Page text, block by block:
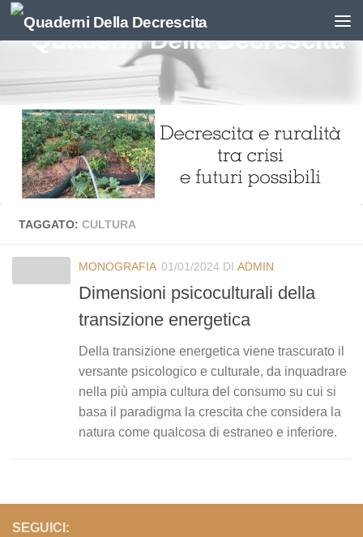
Salta al contenuto
TAGGATO: CULTURA
MONOGRAFIA 01/01/2024 DI ADMIN
Dimensioni psicoculturali della
transizione energetica
Della transizione energetica viene trascurato il
versante psicologico e culturale, da inquadrare
nella più ampia cultura del consumo su cui si
basa il paradigma la crescita che considera la
natura come qualcosa di estraneo e inferiore.
SEGUICI: